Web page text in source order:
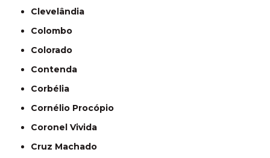
Clevelândia
Colombo
Colorado
Contenda
Corbélia
Cornélio Procópio
Coronel Vivida
Cruz Machado